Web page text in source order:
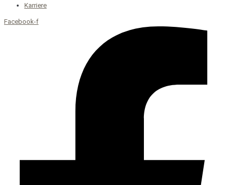
Karriere
Facebook-f